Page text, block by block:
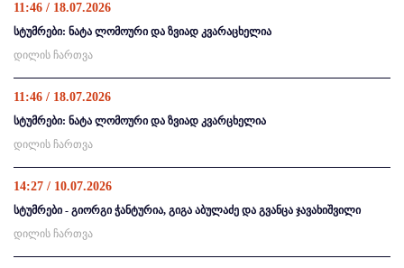
11:46 / 18.07.2026
სტუმრები: ნატა ლომოური და ზვიად კვარაცხელია
დილის ჩართვა
11:46 / 18.07.2026
სტუმრები: ნატა ლომოური და ზვიად კვარცხელია
დილის ჩართვა
14:27 / 10.07.2026
სტუმრები - გიორგი ჭანტურია, გიგა აბულაძე და გვანცა ჯავახიშვილი
დილის ჩართვა